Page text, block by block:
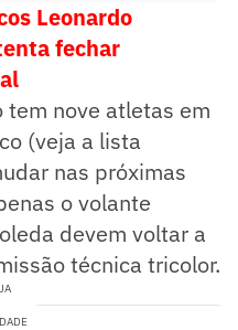
Leonardo
fechar
tem nove atletas em
(veja a lista
nas próximas
o volante
devem voltar a
técnica tricolor.